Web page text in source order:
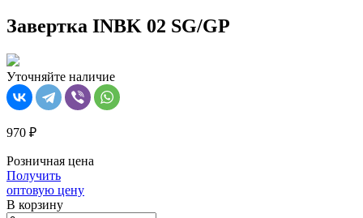
Завертка INBK 02 SG/GP
Уточняйте наличие
970 ₽
Розничная цена
Получить
оптовую цену
В корзинy